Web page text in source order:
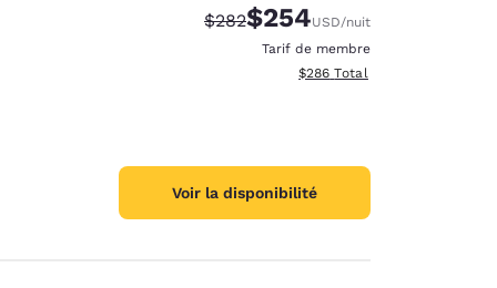
Tarif barré :
$282Tarif réduit :
$254USD/nuit
Tarif de membre
Afficher les détails totaux
$286 Total
Voir la disponibilité